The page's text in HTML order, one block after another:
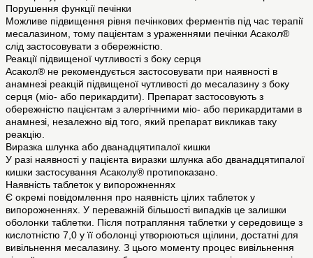
Порушення функції печінки
Можливе підвищення рівня печінкових ферментів під час терапії
месалазином, тому пацієнтам з ураженнями печінки Асакол®
слід застосовувати з обережністю.
Реакції підвищеної чутливості з боку серця
Асакол® не рекомендується застосовувати при наявності в
анамнезі реакцій підвищеної чутливості до месалазину з боку
серця (міо- або перикардити). Препарат застосовують з
обережністю пацієнтам з алергічними міо- або перикардитами в
анамнезі, незалежно від того, який препарат викликав таку
реакцію.
Виразка шлунка або дванадцятипалої кишки
У разі наявності у пацієнта виразки шлунка або дванадцятипалої
кишки застосування Асаколу® протипоказано.
Наявність таблеток у випорожненнях
Є окремі повідомлення про наявність цілих таблеток у
випорожненнях. У переважній більшості випадків це залишки
оболонки таблетки. Після потрапляння таблетки у середовище з
кислотністю 7,0 у її оболонці утворюються щілини, достатні для
вивільнення месалазину. З цього моменту процес вивільнення